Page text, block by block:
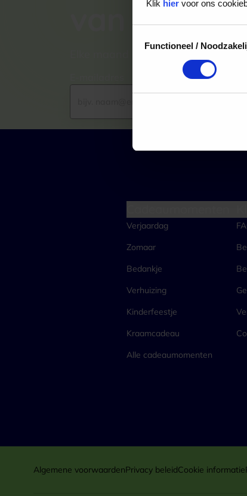
Klik hiervoor ons
Functioneel /
van €100,-
Elke maand kiezen wij een
Verjaardag
Zomaar
Bedankje
Verhuizing
Kinderfeestje
Kraamcadeau
Alle cadeaumomenten
Algemene voorwaardenPrivacy beleidCookie informatie